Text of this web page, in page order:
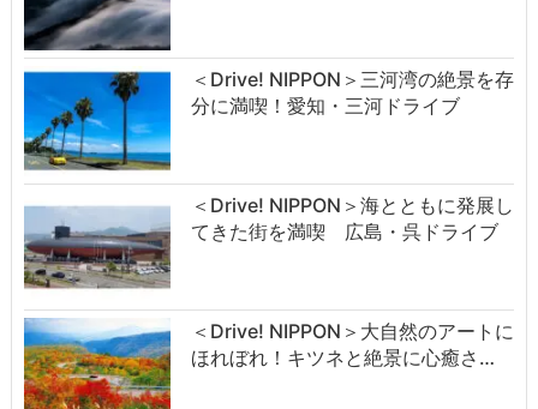
＜Drive! NIPPON＞三河湾の絶景を存
分に満喫！愛知・三河ドライブ
＜Drive! NIPPON＞海とともに発展し
てきた街を満喫 広島・呉ドライブ
＜Drive! NIPPON＞大自然のアートに
ほれぼれ！キツネと絶景に心癒さ…